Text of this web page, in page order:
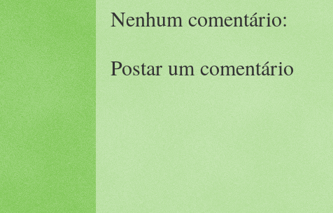
Nenhum comentário:
Postar um comentário